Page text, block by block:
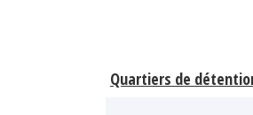
Quartiers de